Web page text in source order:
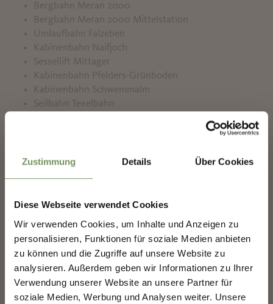
Zustimmung Details Über Cookies
Diese Webseite verwendet Cookies
Wir verwenden Cookies, um Inhalte und Anzeigen zu
personalisieren, Funktionen für soziale Medien anbieten
zu können und die Zugriffe auf unsere Website zu
analysieren. Außerdem geben wir Informationen zu Ihrer
Verwendung unserer Website an unsere Partner für
soziale Medien, Werbung und Analysen weiter. Unsere
Bergbahn Meran 2000
Bergbahn Meran 2000 Mittelstation
Umlaufbahn Falzeben
Kabinenbahn Naifjoch
Sessellift Mittager
Kabinenbahn Pfelders-Grünboden
Kabinenbahn Schwemmalm
Seilbahn Texelbahn
Seilbahn Aschbach
Die Seilbahnkarte „4 in 6“ (4 Nutzungstage innerhalb von 6
Tagen) wird nicht mehr angeboten.
Bitte informiere dich bezüglich Öffnungszeiten der
einzelnen Aufstiegsanlagen.
✖
MERANS ZUKUNFT
GESTALTEN — GEMEINSAM.
MERANS ZUKUNFT GESTALTEN —
GEMEINSAM.